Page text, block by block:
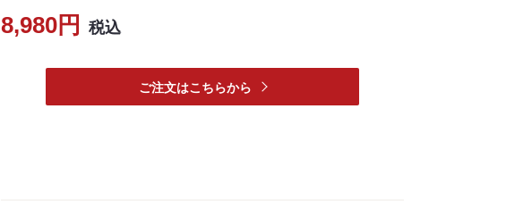
8,980円
税込
ご注文はこちらから